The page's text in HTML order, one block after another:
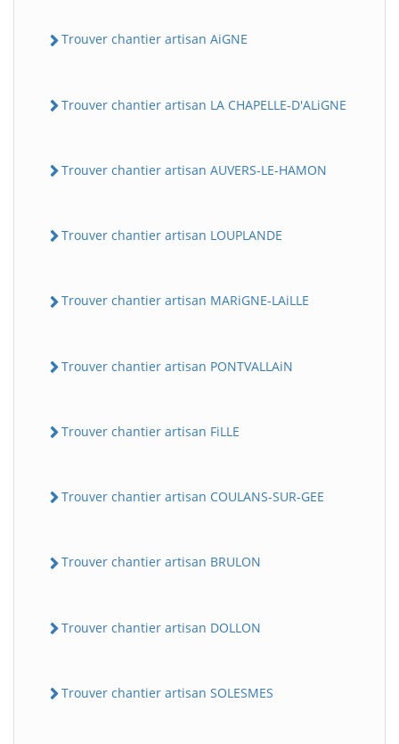
Trouver chantier artisan AiGNE
Trouver chantier artisan LA CHAPELLE-D'ALiGNE
Trouver chantier artisan AUVERS-LE-HAMON
Trouver chantier artisan LOUPLANDE
Trouver chantier artisan MARiGNE-LAiLLE
Trouver chantier artisan PONTVALLAiN
Trouver chantier artisan FiLLE
Trouver chantier artisan COULANS-SUR-GEE
Trouver chantier artisan BRULON
Trouver chantier artisan DOLLON
Trouver chantier artisan SOLESMES